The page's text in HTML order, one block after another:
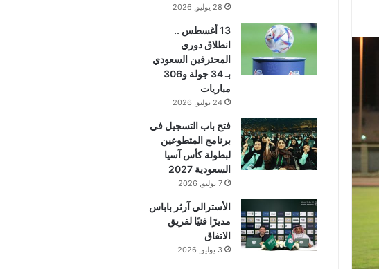
28 يوليو, 2026
13 أغسطس ..
انطلاق دوري
المحترفين السعودي
بـ 34 جولة و306
مباريات
24 يوليو, 2026
فتح باب التسجيل في
برنامج المتطوعين
لبطولة كأس آسيا
السعودية 2027
7 يوليو, 2026
الأسترالي آرثر باباس
مديرًا فنيًا لفريق
الاتفاق
3 يوليو, 2026